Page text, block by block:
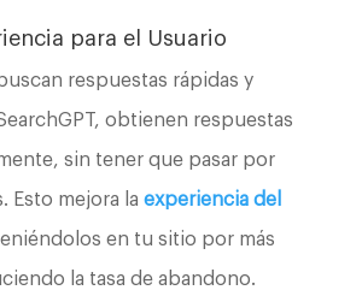
para el Usuario
respuestas rápidas y
obtienen respuestas
sin tener que pasar por
Esto mejora la experiencia del
en tu sitio por más
la tasa de abandono.